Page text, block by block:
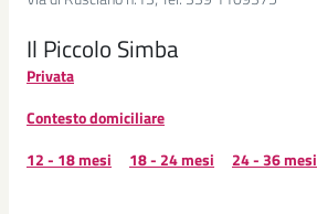
Il Piccolo Simba
Privata
Contesto domiciliare
12 - 18 mesi
18 - 24 mesi 24 - 36 mesi